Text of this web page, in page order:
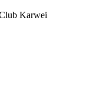
Karwei